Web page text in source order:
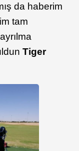
da haberim
tam
Tiger